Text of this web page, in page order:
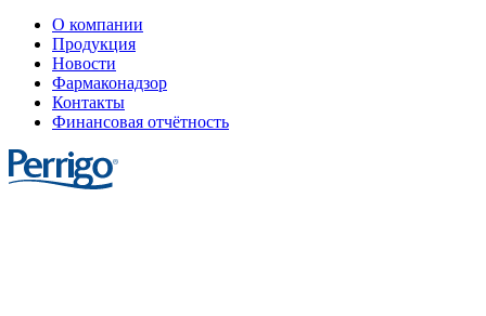
О компании
Продукция
Новости
Фармаконадзор
Контакты
Финансовая отчётность